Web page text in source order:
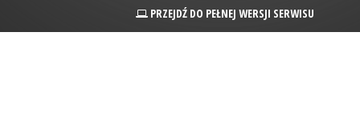
PRZEJDŹ DO PEŁNEJ WERSJI SERWISU